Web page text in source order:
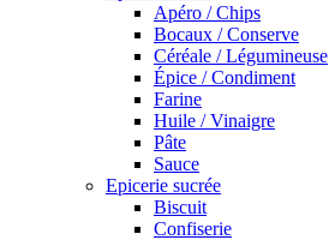
Apéro / Chips
Bocaux / Conserve
Céréale / Légumineuse
Épice / Condiment
Farine
Huile / Vinaigre
Pâte
Sauce
Epicerie sucrée
Biscuit
Confiserie